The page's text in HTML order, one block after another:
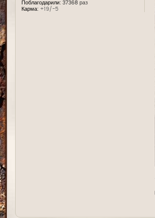
Поблагодарили: 37368 раз
Карма: +19/-5